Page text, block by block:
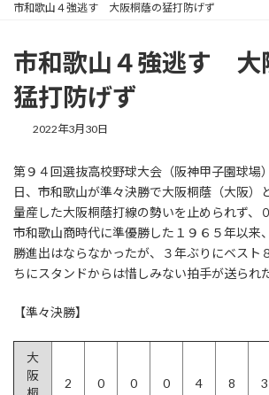
市和歌山４強逃す 大阪桐蔭の猛打防げず
市和歌山４強逃す 大
猛打防げず
2022年3月30日
第９４回選抜高校野球大会（阪神甲子園球場
日、市和歌山が準々決勝で大阪桐蔭（大阪）
量産した大阪桐蔭打線の勢いを止められず、
市和歌山商時代に準優勝した１９６５年以来
勝進出はならなかったが、３年ぶりにベスト
ちにスタンドからは惜しみない拍手が送られた
【準々決勝】
大
阪
2 0 0 0 4 8 3